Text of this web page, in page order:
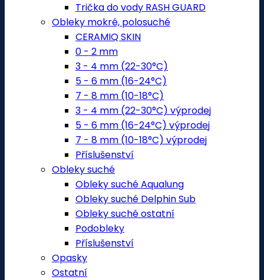
Trička do vody RASH GUARD
Obleky mokré, polosuché
CERAMIQ SKIN
0 - 2 mm
3 - 4 mm (22-30°C)
5 - 6 mm (16-24°C)
7 - 8 mm (10-18°C)
3 - 4 mm (22-30°C) výprodej
5 - 6 mm (16-24°C) výprodej
7 - 8 mm (10-18°C) výprodej
Příslušenství
Obleky suché
Obleky suché Aqualung
Obleky suché Delphin Sub
Obleky suché ostatní
Podobleky
Příslušenství
Opasky
Ostatní